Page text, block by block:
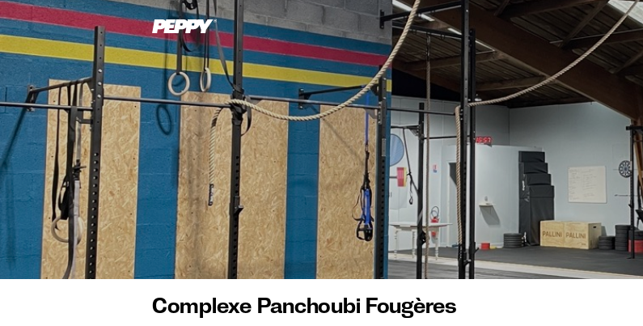
Complexe Panchoubi Fougères